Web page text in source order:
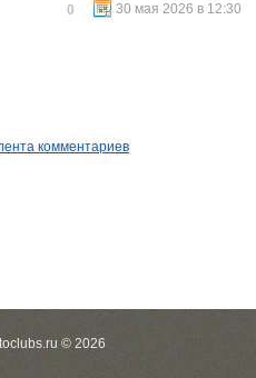
30 мая 2026 в 12:30
0
комментариев
© 2026